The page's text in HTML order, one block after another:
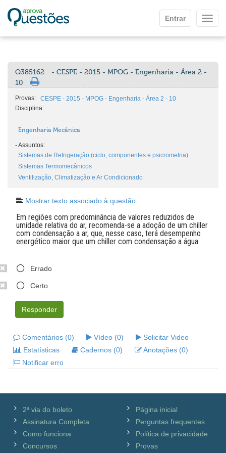
Entrar
Q385162
- CESPE - 2015 - MPOG - Engenharia - Área 2 -
10
Provas:
CESPE - 2015 - MPOG - Engenharia - Área 2 - 10
Disciplina:
Engenharia Mecânica
-Assuntos:
Sistemas de Refrigeração (ciclo, componentes e psicrometria)
Sistemas Termomecânicos
Ventilização, Climatização e Ar Condicionado
Mostrar texto associado à questão
Em regiões com predominância de valores reduzidos de
umidade relativa do ar, recomenda-se a adoção de um chiller
com condensação a ar, que, nesse caso, terá desempenho
energético maior que um chiller com condensação a água.
Errado
Certo
Responder
Comentários (0) Vídeo (0)
Solicitar Video
Estatísticas
Cadernos (0)
Anotações (0)
Notificar erro
2ª via do boleto
Assinatura Completa
Como funciona
Concursos
Página inicial
Perguntas frequentes
Política de privacidade
Provas